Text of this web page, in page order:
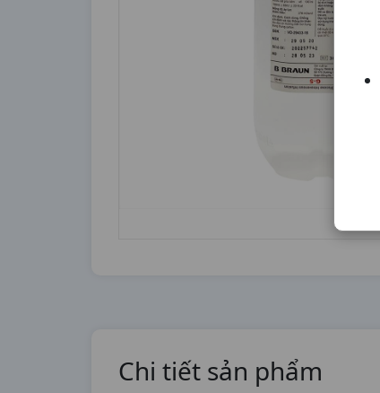
Chi tiết sản phẩm